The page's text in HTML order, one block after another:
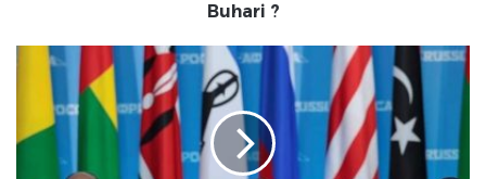
Buhari ?
LE
SOMMET
« RUSSIE-
AFRIQUE » :
Moscou